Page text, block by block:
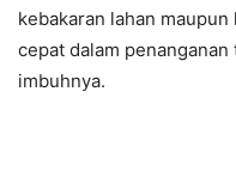
kebakaran lahan
cepat dalam
imbuhnya.